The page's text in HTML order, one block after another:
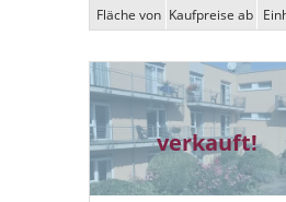
Fläche von Kaufpreise ab
verkauft!